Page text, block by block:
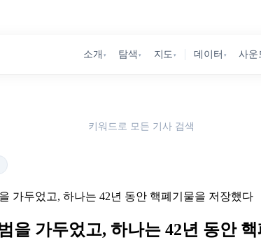
소개 ▾ 탐색 ▾ 지도 ▾ 데이터 ▾ 사운
키워드로 모든 기사 검색
가두었고, 하나는 42년 동안 핵폐기물을 저장했다
을 가두었고, 하나는 42년 동안